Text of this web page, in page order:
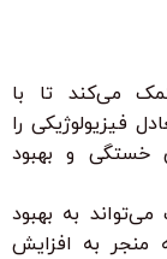
می‌کند تا با
فیزیولوژیکی را
خستگی و بهبود
به بهبود
منجر به افزایش